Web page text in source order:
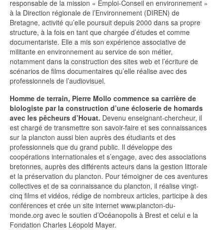
responsable de la mission « Emploi-Conseil en environnement »
à la Direction régionale de l’Environnement (DIREN) de
Bretagne, activité qu’elle poursuit depuis 2000 dans sa propre
structure, à la fois en tant que chargée d’études et comme
documentariste. Elle a mis son expérience associative de
militante en environnement au service de son métier,
notamment dans la construction des sites web et l’écriture de
scénarios de films documentaires qu’elle réalise avec des
professionnels de l’audiovisuel.
Homme de terrain, Pierre Mollo commence sa carrière de
biologiste par la construction d’une écloserie de homards
avec les pêcheurs d’Houat. Devenu enseignant-chercheur, il
est chargé de transmettre son savoir-faire et ses connaissances
sur la plancton aussi bien auprès des étudiants et des
professionnels que du grand public. Il développe des
coopérations internationales et s’engage, avec des associations
bretonnes, auprès des différents acteurs dans la gestion littorale
et la préservation du plancton. Pour témoigner de ces aventures
collectives et de sa connaissance du plancton, il réalise vingt-
cinq films et vidéos, rédige de nombreux articles, participe à des
conférences et crée un site internet www.plancton-du-
monde.org avec le soutien d’Océanopolis à Brest et celui e la
Fondation Charles Léopold Mayer.